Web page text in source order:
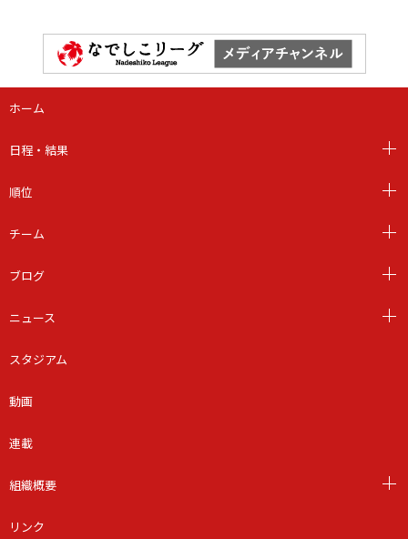
ホーム
日程・結果
順位
チーム
ブログ
ニュース
スタジアム
動画
連載
組織概要
リンク